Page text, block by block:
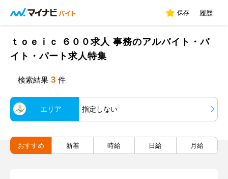
保存 履歴
ｔｏｅｉｃ ６００求人 事務のアルバイト・バ
イト・パート求人特集
検索結果 3 件
エリア 指定しない
おすすめ 新着 時給 日給 月給